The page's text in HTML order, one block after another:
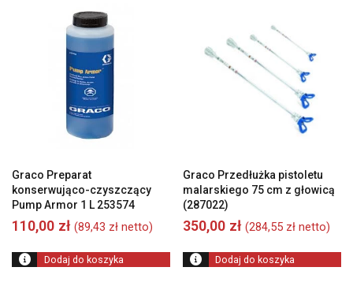
Graco Preparat
konserwująco-czyszczący
Pump Armor 1 L 253574
110,00 zł (89,43 zł netto)
Dodaj do koszyka
Graco Przedłużka pistoletu
malarskiego 75 cm z głowicą
(287022)
350,00 zł (284,55 zł netto)
Dodaj do koszyka